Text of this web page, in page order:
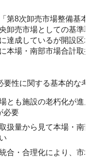
第8次卸売市場整備基
卸売市場としての基準
達成しているが開設区
本場・南部市場合計取
要性に関する基本的な
とも施設の老朽化が進
必要
扱量から見て本場・南
合・合理化により、市